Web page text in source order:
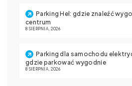
Parking Hel: gdzie znaleźć
centrum
8 SIERPNIA, 2026
Parking dla samochodu
gdzie parkować wygodnie
8 SIERPNIA, 2026